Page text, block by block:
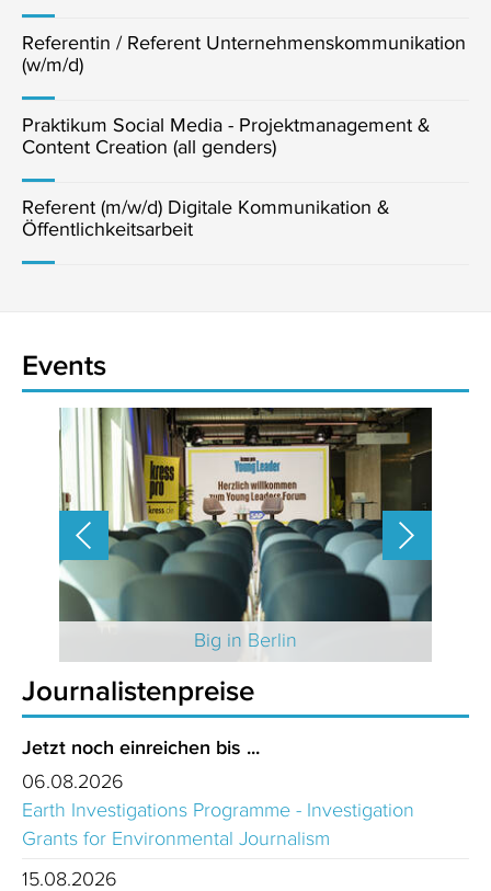
Referentin / Referent Unternehmenskommunikation
(w/m/d)
Praktikum Social Media - Projektmanagement &
Content Creation (all genders)
Referent (m/w/d) Digitale Kommunikation &
Öffentlichkeitsarbeit
Events
Big in Berlin
Journalistenpreise
Jetzt noch einreichen bis ...
06.08.2026
Earth Investigations Programme - Investigation
Grants for Environmental Journalism
15.08.2026